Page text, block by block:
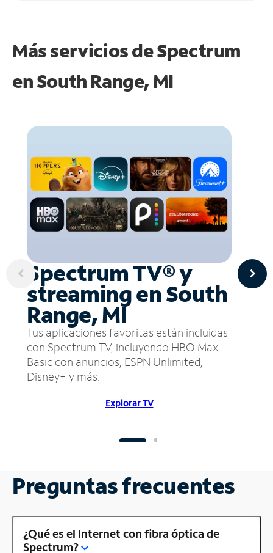
Más servicios de Spectrum
enSouth Range, MI
Spectrum TV® y
streaming en South
Range, MI
Tus aplicaciones favoritas están incluidas
con Spectrum TV, incluyendo HBO Max
Basic con anuncios, ESPN Unlimited,
Disney+ y más.
Explorar TV
Preguntas frecuentes
¿Qué es el Internet con fibra óptica de
Spectrum?